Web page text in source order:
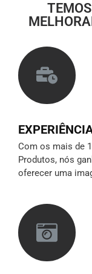
Com os mais de
Produtos, nós
oferecer uma